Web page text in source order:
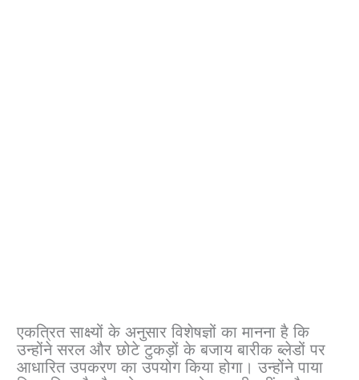
एकत्रित साक्ष्यों के अनुसार विशेषज्ञों का मानना ​​है कि
उन्होंने सरल और छोटे टुकड़ों के बजाय बारीक ब्लेडों पर
आधारित उपकरण का उपयोग किया होगा। उन्होंने पाया